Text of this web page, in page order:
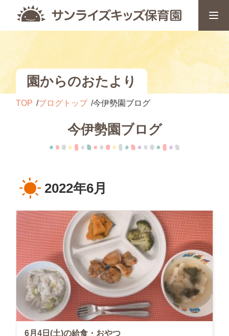
園からのおたより
TOP ブログトップ 今伊勢園ブログ
今伊勢園ブログ
2022年6月
6月4日(土)の給食・おやつ